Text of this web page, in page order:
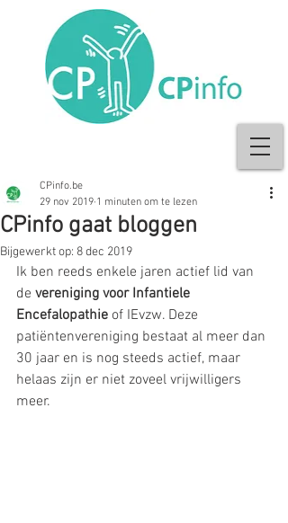
CPinfo gaat bloggen
CPinfo.be
29 nov 2019 1 minuten om te lezen
Bijgewerkt op: 8 dec 2019
Ik ben reeds enkele jaren actief lid van
de vereniging voor Infantiele
Encefalopathie of IEvzw. Deze
patiëntenvereniging bestaat al meer dan
30 jaar en is nog steeds actief, maar
helaas zijn er niet zoveel vrijwilligers
meer.